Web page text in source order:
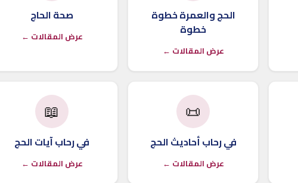
الحج والعمرة خطوة
خطوة
عرض المقالات ←
صحة الحاج
عرض المقالات ←
📜
في رحاب أحاديث الحج
عرض المقالات ←
📖
في رحاب آيات الحج
عرض المقالات ←